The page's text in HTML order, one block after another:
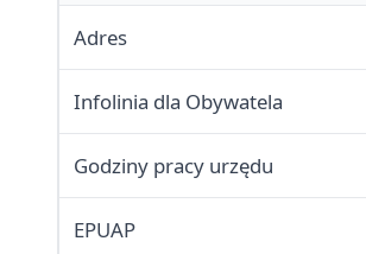
Adres
Infolinia dla Obywatela
Godziny pracy urzędu
EPUAP